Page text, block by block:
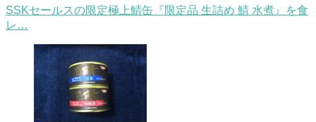
SSKセールスの限定極上鯖缶『限定品 生詰め 鯖 水煮』を食
レ…